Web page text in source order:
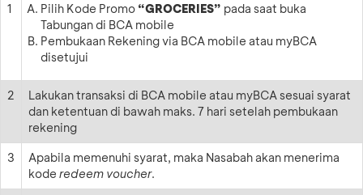
1
Pilih Kode Promo “GROCERIES” pada saat buka
Tabungan di BCA mobile
Pembukaan Rekening via BCA mobile atau myBCA
disetujui
2
Lakukan transaksi di BCA mobile atau myBCA sesuai syarat
dan ketentuan di bawah maks. 7 hari setelah pembukaan
rekening
3
Apabila memenuhi syarat, maka Nasabah akan menerima
kode redeem voucher.